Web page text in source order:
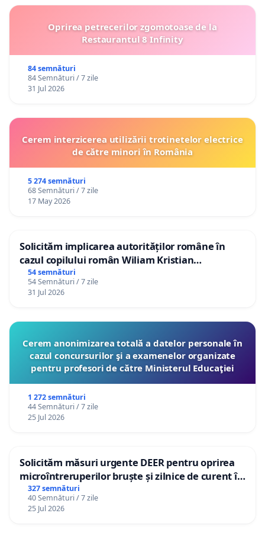
Oprirea petrecerilor zgomotoase de la
Restaurantul 8 Infinity
84 semnături
84 Semnături / 7 zile
31 Jul 2026
Cerem interzicerea utilizării trotinetelor electrice
de către minori în România
5 274 semnături
68 Semnături / 7 zile
17 May 2026
Solicităm implicarea autorităților române în
cazul copilului român Wiliam Kristian
Gheorghe, aflat în plasament în Danemarca de
12 ani
54 semnături
54 Semnături / 7 zile
31 Jul 2026
Cerem anonimizarea totală a datelor personale în
cazul concursurilor şi a examenelor organizate
pentru profesori de către Ministerul Educaţiei
1 272 semnături
44 Semnături / 7 zile
25 Jul 2026
Solicităm măsuri urgente DEER pentru oprirea
microîntreruperilor bruște și zilnice de curent în
Sâncraiu de Mureș și Nazna
327 semnături
40 Semnături / 7 zile
25 Jul 2026